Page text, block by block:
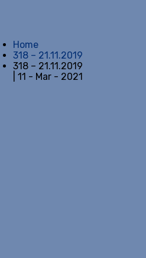
Home
318 – 21.11.2019
318 – 21.11.2019
| 11 - Mar - 2021